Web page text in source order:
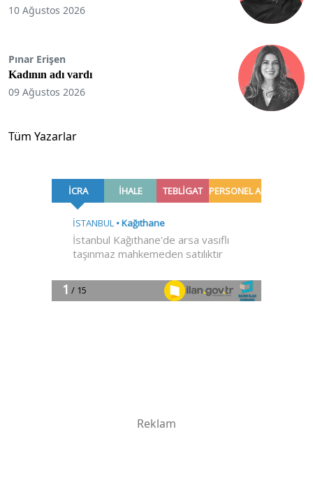
10 Ağustos 2026
Pınar Erişen
Kadının adı vardı
09 Ağustos 2026
Tüm Yazarlar